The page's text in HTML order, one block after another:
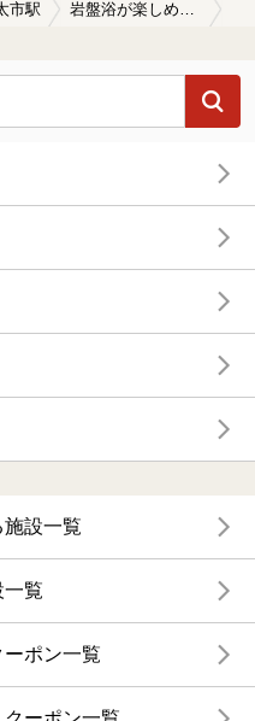
市駅 岩盤浴が楽しめる太市駅近くの温泉、日帰り温泉、スーパー銭湯おすすめ
設一覧
一覧
ポン一覧